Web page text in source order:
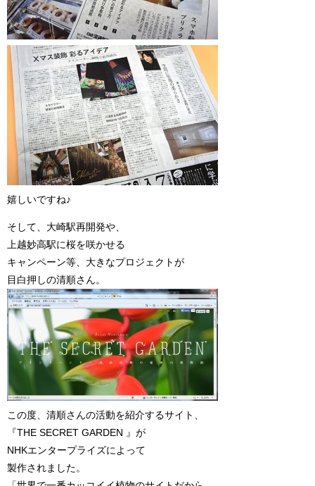
嬉しいですね♪
そして、大崎駅再開発や、
上越妙高駅に桜を咲かせる
キャンペーン等、大きなプロジェクトが
目白押しの清順さん。
この度、清順さんの活動を紹介するサイト、
『THE SECRET GARDEN 』が
NHKエンタープライズによって
製作されました。